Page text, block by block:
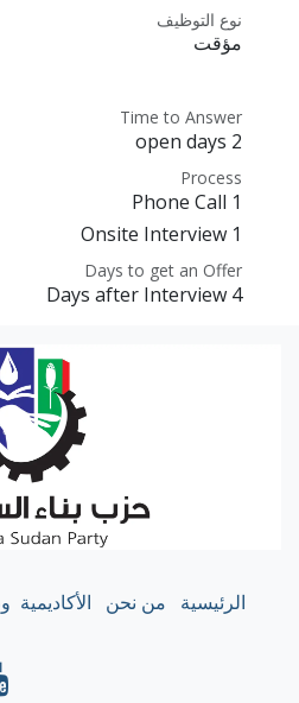
نوع التوظيف
مؤقت
Time to Answer
2 open days
Process
1 Phone Call
1 Onsite Interview
Days to get an Offer
4 Days after Interview
الرئيسية من نحن الأكاديمية